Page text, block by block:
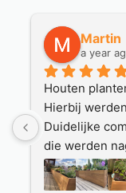
Martin
a year
Houten
Hierbij
Duidelijke
die werden
Mooie
nette